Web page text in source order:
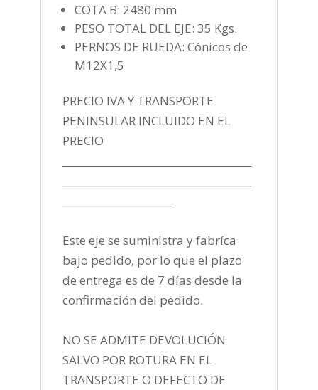
COTA B: 2480 mm
PESO TOTAL DEL EJE: 35 Kgs.
PERNOS DE RUEDA: Cónicos de
M12X1,5
PRECIO IVA Y TRANSPORTE
PENINSULAR INCLUIDO EN EL
PRECIO
Este eje se suministra y fabríca
bajo pedido, por lo que el plazo
de entrega es de 7 días desde la
confirmación del pedido.
NO SE ADMITE DEVOLUCIÓN
SALVO POR ROTURA EN EL
TRANSPORTE O DEFECTO DE